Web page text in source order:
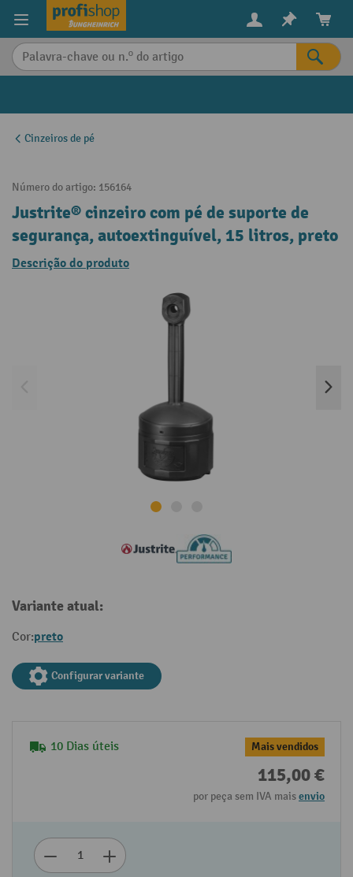
principal
Cinzeiros de pé
Número do artigo: 156164
Justrite® cinzeiro com pé de suporte de
segurança, autoextinguível, 15 litros, preto
Descrição do produto
Variante atual:
Cor:preto
Configurar variante
10 Dias úteis Mais vendidos
115,00 €
por peça sem IVA maisenvio